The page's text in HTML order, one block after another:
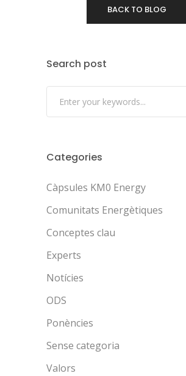
BACK TO BLOG
Search post
Categories
Càpsules KM0 Energy
Comunitats Energètiques
Conceptes clau
Experts
Notícies
ODS
Ponències
Sense categoria
Valors